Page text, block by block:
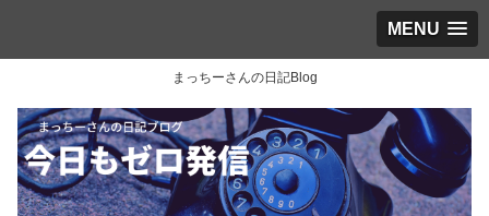
MENU
まっちーさんの日記Blog